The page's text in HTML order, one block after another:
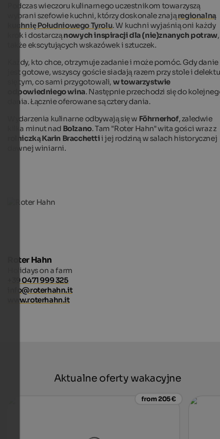
Podczas wieczoru kulinarnego uczestnikom towarzyszą
wybrani szefowie kuchni, którzy doskonale znająregionalną
kuchnię Południowego Tyrolu. W kuchni wyjaśnią oni każdy
krok i dostarcząnowych inspiracji dla (nie)znanych potraw
także ekscytujących wskazówek i sztuczek.
Każdy, kto chce, otrzymuje zadanie i może pomóc. Gdy danie
jest gotowe, wszyscy goście siadają razem przy stole i
się tym, co sami przygotowali, w towarzystwie
odpowiedniego wina. Następnie przechodzi się do
dania. Łącznie oferowane są cztery dania.
Wydarzenia kulinarne odbywają się w Föhrnerhof, zaledwie
kilka minut nad Bolzano. Tam "Roter Hahn" wita gości wraz z
rolniczką Karin Bracchettii jej rodziną w salach historycznej
dawnej winiarni.
Roter Hahn
Holidays on a farm
+39 0471 999 325
info@roterhahn.it
www.roterhahn.it
Aktualne oferty wakacyjne
from 205 €